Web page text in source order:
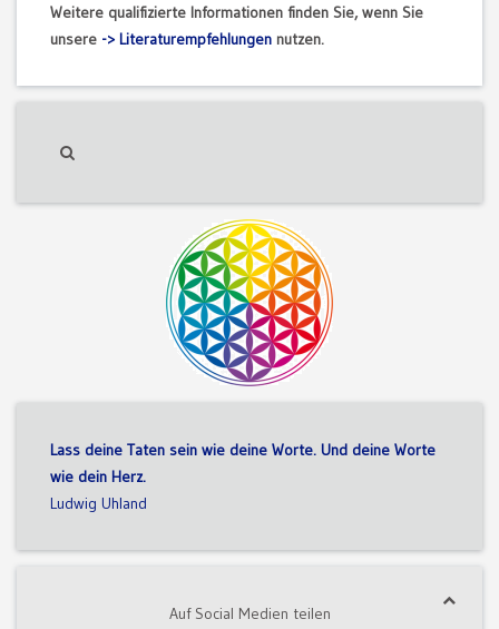
Weitere qualifizierte Informationen finden Sie, wenn Sie
unsere -> Literaturempfehlungen nutzen.
Lass deine Taten sein wie deine Worte. Und deine Worte
wie dein Herz.
Ludwig Uhland
Auf Social Medien teilen